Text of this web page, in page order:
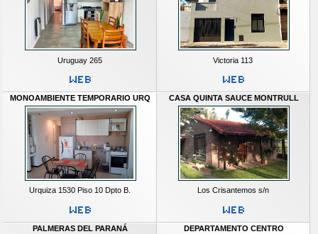
Uruguay 265 Victoria 113
MONOAMBIENTE TEMPORARIO URQ
Urquiza 1530 Piso 10 Dpto B.
CASA QUINTA SAUCE MONTRULL
Los Crisantemos s/n
PALMERAS DEL PARANÁ DEPARTAMENTO CENTRO